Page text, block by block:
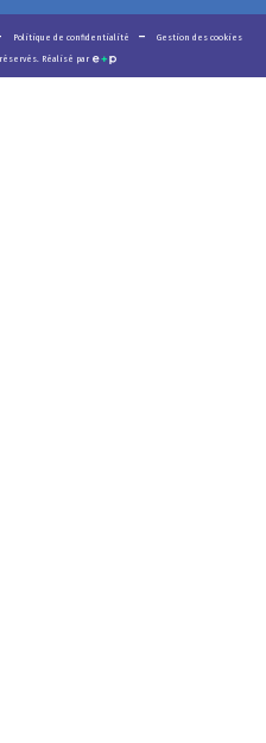
Politique de confidentialité
Gestion des cookies
réservés. Réalisé par